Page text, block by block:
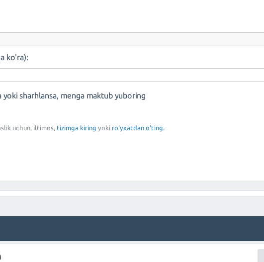
ko'ra):
yoki sharhlansa, menga maktub yuboring
uchun, iltimos, tizimga kiring yoki ro'yxatdan o'ting.